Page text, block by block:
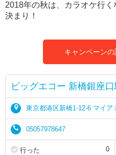
2018年の秋は、カラオケ行
決まり！
キャンペーンの
ビッグエコー 新橋銀座
東京都港区新橋1-12-6 マイア
05057978647
行った 0